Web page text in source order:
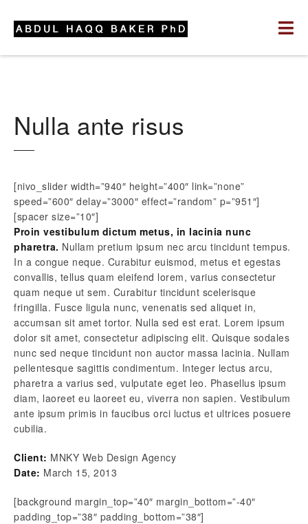
Nulla ante risus
[nivo_slider width=”940″ height=”400″ link=”none”
speed=”600″ delay=”3000″ effect=”random” p=”951″]
[spacer size=”10″]
Proin vestibulum dictum metus, in lacinia nunc
pharetra. Nullam pretium ipsum nec arcu tincidunt tempus.
In a congue neque. Curabitur euismod, metus et egestas
convallis, tellus quam eleifend lorem, varius consectetur
quam neque ut sem. Curabitur tincidunt scelerisque
fringilla. Fusce ligula nunc, venenatis sed aliquet in,
accumsan sit amet tortor. Nulla sed est erat. Lorem ipsum
dolor sit amet, consectetur adipiscing elit. Quisque sodales
nunc sed neque tincidunt non auctor massa lacinia. Nullam
pellentesque sagittis condimentum. Integer lectus arcu,
pharetra a varius sed, vulputate eget leo. Phasellus ipsum
diam, laoreet eu laoreet eu, viverra non sapien. Vestibulum
ante ipsum primis in faucibus orci luctus et ultrices posuere
cubilia.
Client: MNKY Web Design Agency
Date: March 15, 2013
[background margin_top=”40″ margin_bottom=”-40″
padding_top=”38″ padding_bottom=”38″]